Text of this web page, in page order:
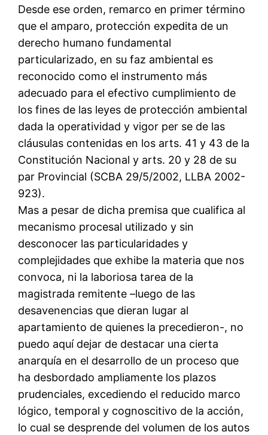
Desde ese orden, remarco en primer término
que el amparo, protección expedita de un
derecho humano fundamental
particularizado, en su faz ambiental es
reconocido como el instrumento más
adecuado para el efectivo cumplimiento de
los fines de las leyes de protección ambiental
dada la operatividad y vigor per se de las
cláusulas contenidas en los arts. 41 y 43 de la
Constitución Nacional y arts. 20 y 28 de su
par Provincial (SCBA 29/5/2002, LLBA 2002-
923).
Mas a pesar de dicha premisa que cualifica al
mecanismo procesal utilizado y sin
desconocer las particularidades y
complejidades que exhibe la materia que nos
convoca, ni la laboriosa tarea de la
magistrada remitente –luego de las
desavenencias que dieran lugar al
apartamiento de quienes la precedieron-, no
puedo aquí dejar de destacar una cierta
anarquía en el desarrollo de un proceso que
ha desbordado ampliamente los plazos
prudenciales, excediendo el reducido marco
lógico, temporal y cognoscitivo de la acción,
lo cual se desprende del volumen de los autos